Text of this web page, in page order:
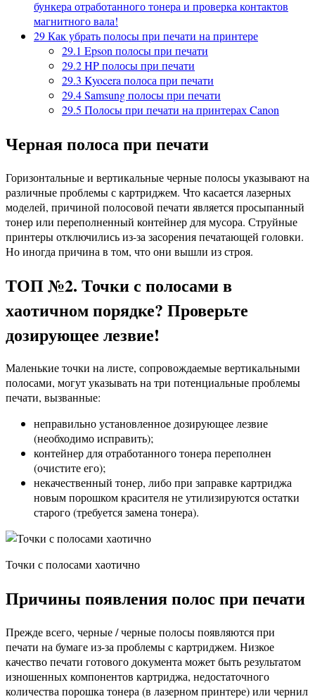
бункера отработанного тонера и проверка контактов
магнитного вала!
29Как убрать полосы при печати на принтере
29.1 Epson полосы при печати
29.2HP полосы при печати
29.3 Kyocera полоса при печати
29.4Samsung полосы при печати
29.5 Полосы при печати на принтерах Canon
Черная полоса при печати
Горизонтальные и вертикальные черные полосы указывают на
различные проблемы с картриджем. Что касается лазерных
моделей, причиной полосовой печати является просыпанный
тонер или переполненный контейнер для мусора. Струйные
принтеры отключились из-за засорения печатающей головки.
Но иногда причина в том, что они вышли из строя.
ТОП №2. Точки с полосами в
хаотичном порядке? Проверьте
дозирующее лезвие!
Маленькие точки на листе, сопровождаемые вертикальными
полосами, могут указывать на три потенциальные проблемы
печати, вызванные:
неправильно установленное дозирующее лезвие
(необходимо исправить);
контейнер для отработанного тонера переполнен
(очистите его);
некачественный тонер, либо при заправке картриджа
новым порошком красителя не утилизируются остатки
старого (требуется замена тонера).
Точки с полосами хаотично
Причины появления полос при печати
Прежде всего, черные / черные полосы появляются при
печати на бумаге из-за проблемы с картриджем. Низкое
качество печати готового документа может быть результатом
изношенных компонентов картриджа, недостаточного
количества порошка тонера (в лазерном принтере) или чернил